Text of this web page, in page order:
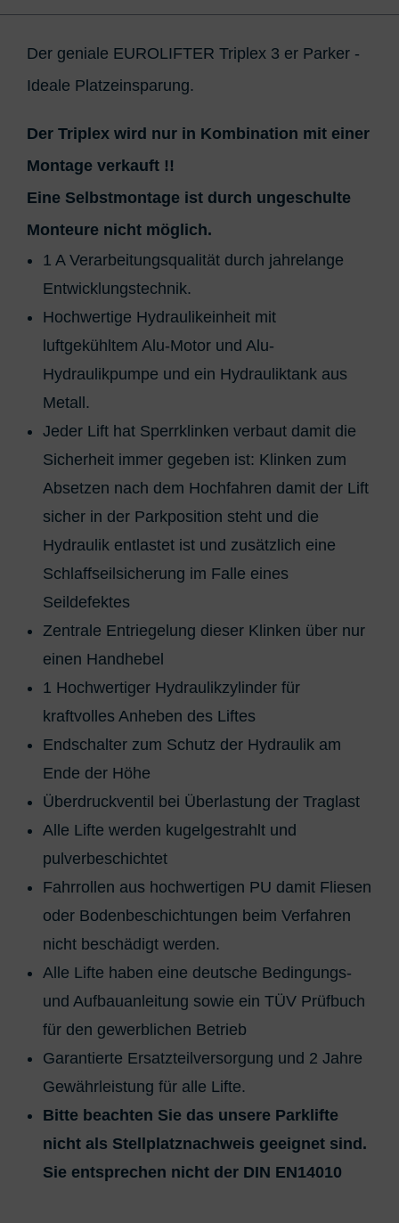
Der geniale EUROLIFTER Triplex 3 er Parker -
Ideale Platzeinsparung.
Der Triplex wird nur in Kombination mit einer
Montage verkauft !!
Eine Selbstmontage ist durch ungeschulte
Monteure nicht möglich.
1 A Verarbeitungsqualität durch jahrelange
Entwicklungstechnik.
Hochwertige Hydraulikeinheit mit
luftgekühltem Alu-Motor und Alu-
Hydraulikpumpe und ein Hydrauliktank aus
Metall.
Jeder Lift hat Sperrklinken verbaut damit die
Sicherheit immer gegeben ist: Klinken zum
Absetzen nach dem Hochfahren damit der Lift
sicher in der Parkposition steht und die
Hydraulik entlastet ist und zusätzlich eine
Schlaffseilsicherung im Falle eines
Seildefektes
Zentrale Entriegelung dieser Klinken über nur
einen Handhebel
1 Hochwertiger Hydraulikzylinder für
kraftvolles Anheben des Liftes
Endschalter zum Schutz der Hydraulik am
Ende der Höhe
Überdruckventil bei Überlastung der Traglast
Alle Lifte werden kugelgestrahlt und
pulverbeschichtet
Fahrrollen aus hochwertigen PU damit Fliesen
oder Bodenbeschichtungen beim Verfahren
nicht beschädigt werden.
Alle Lifte haben eine deutsche Bedingungs-
und Aufbauanleitung sowie ein TÜV Prüfbuch
für den gewerblichen Betrieb
Garantierte Ersatzteilversorgung und 2 Jahre
Gewährleistung für alle Lifte.
Bitte beachten Sie das unsere Parklifte
nicht als Stellplatznachweis geeignet sind.
Sie entsprechen nicht der DIN EN14010